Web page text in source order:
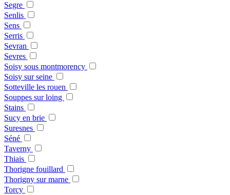
Segre
Senlis
Sens
Serris
Sevran
Sevres
Soisy sous montmorency
Soisy sur seine
Sotteville les rouen
Souppes sur loing
Stains
Sucy en brie
Suresnes
Séné
Taverny
Thiais
Thorigne fouillard
Thorigny sur marne
Torcy